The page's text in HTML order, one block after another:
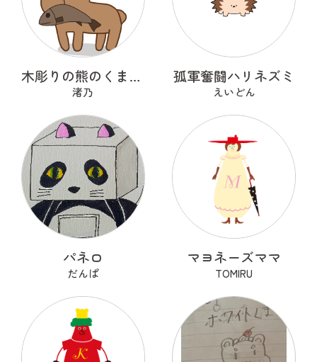
木彫りの熊のくまっくまさん
渚乃
孤軍奮闘ハリネズミ
えいどん
パネロ
だんぱ
マヨネーズママ
TOMIRU